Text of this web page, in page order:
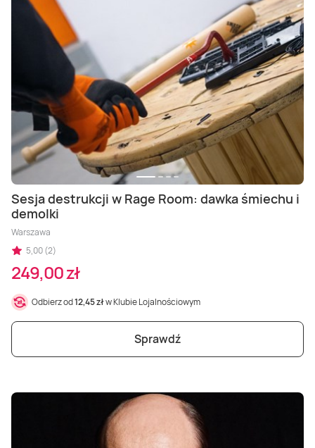
Sesja destrukcji w Rage Room: dawka śmiechu i
demolki
Warszawa
5,00 (2)
249,00 zł
Odbierz od12,45 złw Klubie Lojalnościowym
Sprawdź